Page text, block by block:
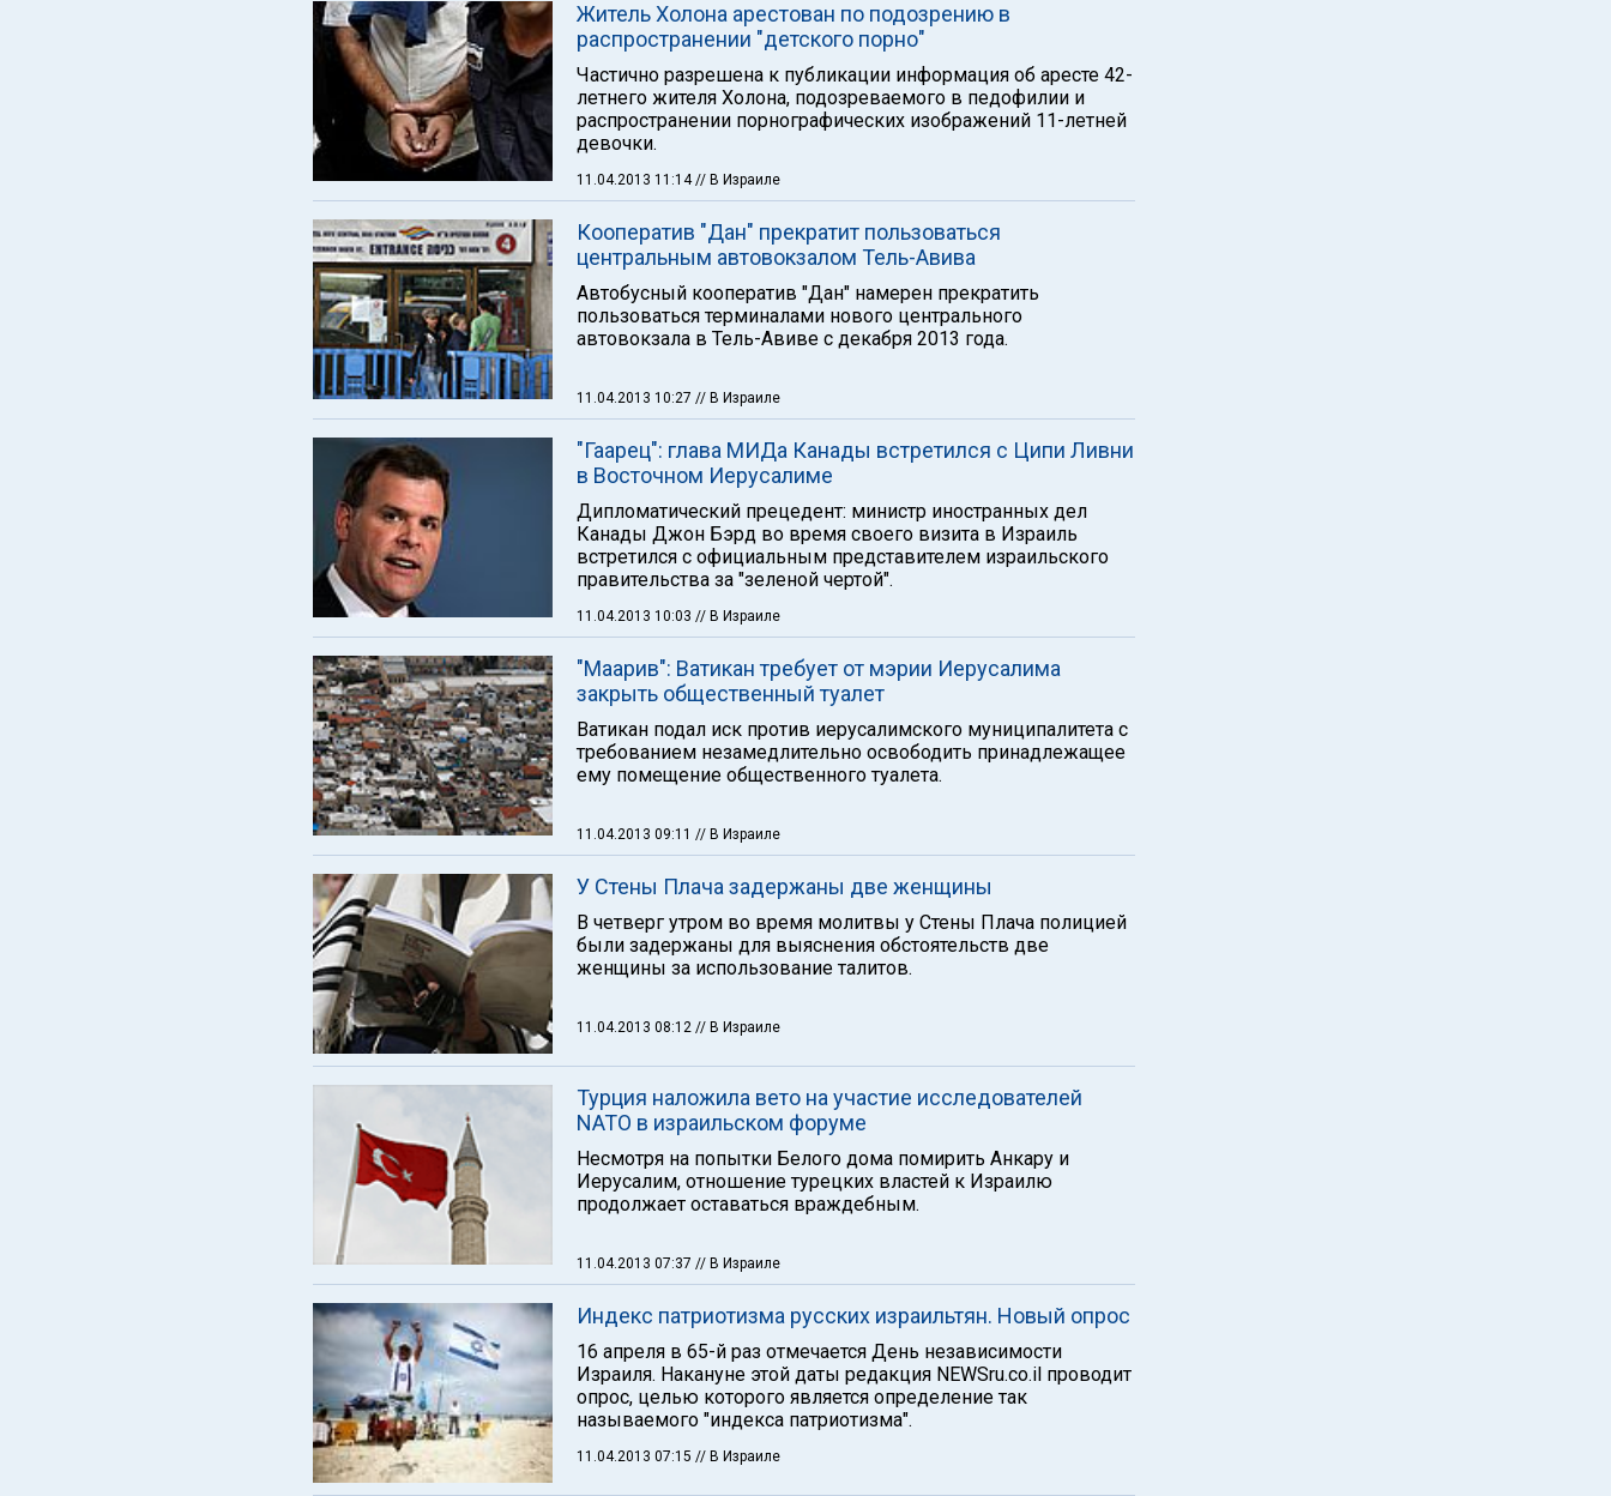
Житель Холона арестован по подозрению в
распространении "детского порно"
Частично разрешена к публикации информация об аресте 42-
летнего жителя Холона, подозреваемого в педофилии и
распространении порнографических изображений 11-летней
девочки.
11.04.2013 11:14// В Израиле
Кооператив "Дан" прекратит пользоваться
центральным автовокзалом Тель-Авива
Автобусный кооператив "Дан" намерен прекратить
пользоваться терминалами нового центрального
автовокзала в Тель-Авиве с декабря 2013 года.
11.04.2013 10:27 // В Израиле
"Гаарец": глава МИДа Канады встретился с Ципи Ливни
в Восточном Иерусалиме
Дипломатический прецедент: министр иностранных дел
Канады Джон Бэрд во время своего визита в Израиль
встретился с официальным представителем израильского
правительства за "зеленой чертой".
11.04.2013 10:03 // В Израиле
"Maaрив": Ватикан требует от мэрии Иерусалима
закрыть общественный туалет
Ватикан подал иск против иерусалимского муниципалитета с
требованием незамедлительно освободить принадлежащее
ему помещение общественного туалета.
11.04.2013 09:11 // В Израиле
У Стены Плача задержаны две женщины
В четверг утром во время молитвы у Стены Плача полицией
были задержаны для выяснения обстоятельств две
женщины за использование талитов.
11.04.2013 08:12 // В Израиле
Турция наложила вето на участие исследователей
NATO в израильском форуме
Несмотря на попытки Белого дома помирить Анкару и
Иерусалим, отношение турецких властей к Израилю
продолжает оставаться враждебным.
11.04.2013 07:37 // В Израиле
Индекс патриотизма русских израильтян. Новый опрос
16 апреля в 65-й раз отмечается День независимости
Израиля. Накануне этой даты редакция NEWSru.co.il проводит
опрос, целью которого является определение так
называемого "индекса патриотизма".
11.04.2013 07:15 // В Израиле